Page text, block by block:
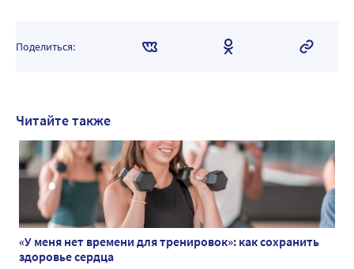
Поделиться:
Читайте также
«У меня нет времени для тренировок»: как сохранить
здоровье сердца